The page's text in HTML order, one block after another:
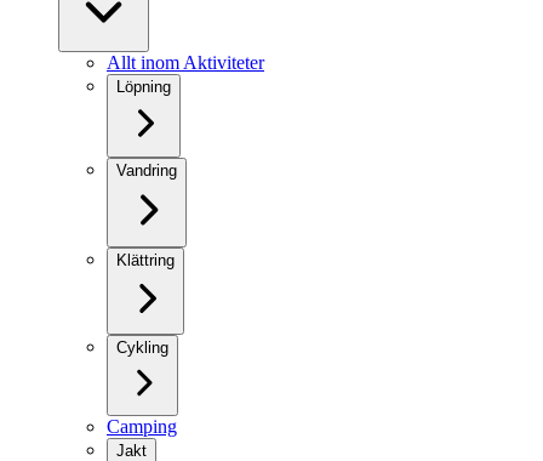
Allt inom Aktiviteter
Löpning
Vandring
Klättring
Cykling
Camping
Jakt